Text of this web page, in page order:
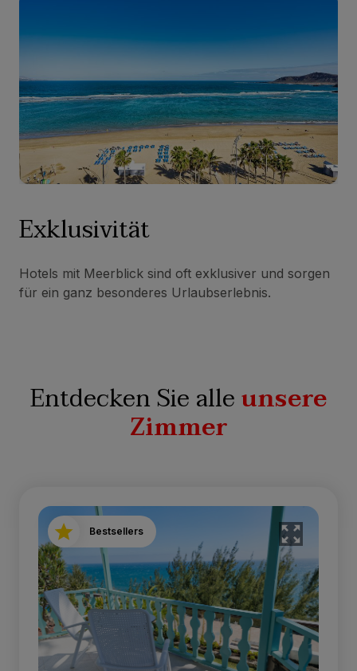
Exklusivität
Hotels mit Meerblick sind oft exklusiver und sorgen
für ein ganz besonderes Urlaubserlebnis.
Entdecken Sie alleunsere
Zimmer
Bestsellers